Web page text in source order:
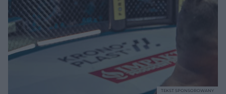
TEKST SPONSOROWANY